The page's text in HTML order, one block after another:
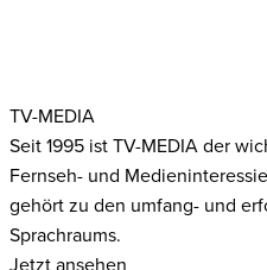
TV-MEDIA
Seit 1995 ist TV-MEDIA der
Fernseh- und
gehört zu den umfang- und
Sprachraums.